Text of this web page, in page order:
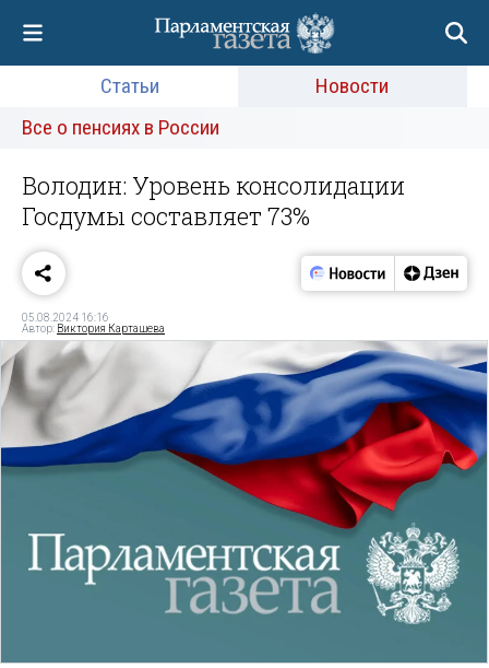
Статьи
Новости
Все о пенсиях в России
Володин: Уровень консолидации
Госдумы составляет 73%
05.08.2024 16:16
Автор: Виктория Карташева